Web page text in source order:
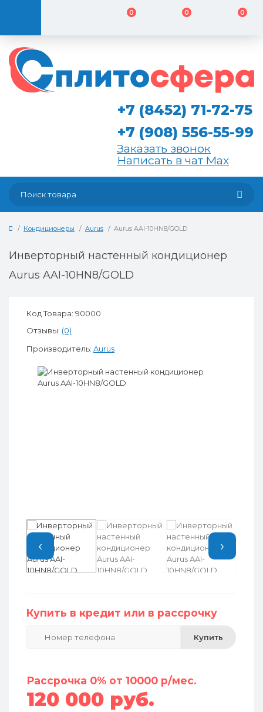
0 0 0
+7 (8452) 71-72-75
+7 (908) 556-55-99
Заказать звонок
Написать в чат Max
Кондиционеры Aurus Aurus AAI-10HN8/GOLD
Инверторный настенный кондиционер
Aurus AAI-10HN8/GOLD
Код Товара: 90000
Отзывы: (0)
Производитель: Aurus
‹ ›
Купить в кредит или в рассрочку
Купить
Рассрочка 0% от 10000 р/мес.
120 000 руб.